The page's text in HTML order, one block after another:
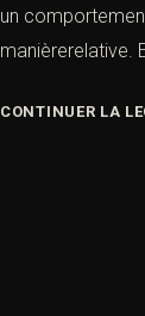
un
manièrerelative.
CONTINUER LA